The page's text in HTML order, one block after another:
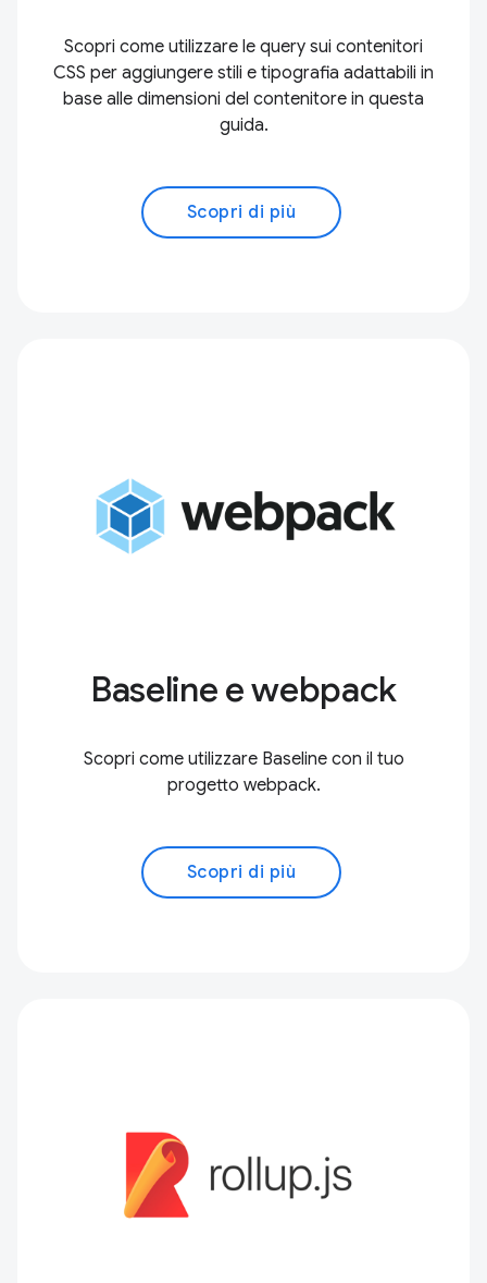
Scopri come utilizzare le query sui contenitori
CSS per aggiungere stili e tipografia adattabili in
base alle dimensioni del contenitore in questa
guida.
Scopri di più
Baseline e webpack
Scopri come utilizzare Baseline con il tuo
progetto webpack.
Scopri di più